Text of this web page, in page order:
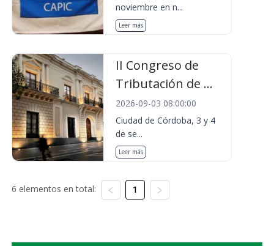
noviembre en n...
Leer más
II Congreso de
Tributación de ...
2026-09-03 08:00:00
Ciudad de Córdoba, 3 y 4
de se...
Leer más
6 elementos en total: 1